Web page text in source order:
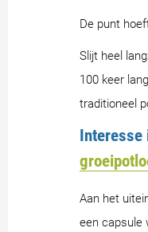
De punt
Slijt heel
100 keer
traditioneel
Interesse
Aan het
een capsule